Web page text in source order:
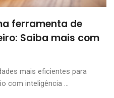
ferramenta de
Saiba mais com
mais eficientes para
com inteligência ...